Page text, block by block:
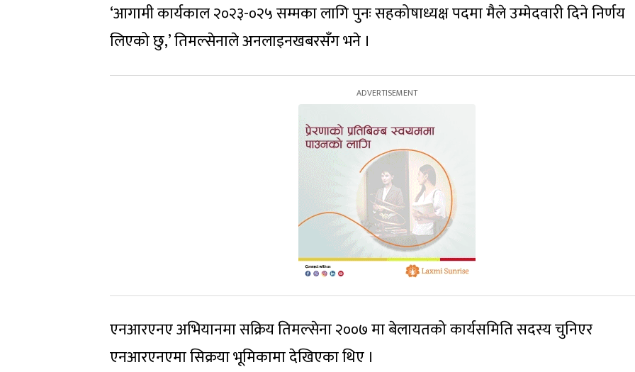
‘आगामी कार्यकाल २०२३-०२५ सम्मका लागि पुनः सहकोषाध्यक्ष पदमा मैले उम्मेदवारी दिने निर्णय
लिएको छु,’ तिमल्सेनाले अनलाइनखबरसँग भने ।
एनआरएनए अभियानमा सक्रिय तिमल्सेना २००७ मा बेलायतको कार्यसमिति सदस्य चुनिएर
एनआरएनएमा सिक्रया भूमिकामा देखिएका थिए ।